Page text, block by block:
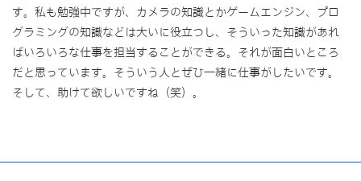
す。私も勉強中ですが、カメラの知識とかゲームエンジン、プロ
グラミングの知識などは大いに役立つし、そういった知識があれ
ばいろいろな仕事を担当することができる。それが面白いところ
だと思っています。そういう人とぜひ一緒に仕事がしたいです。
そして、助けて欲しいですね（笑）。